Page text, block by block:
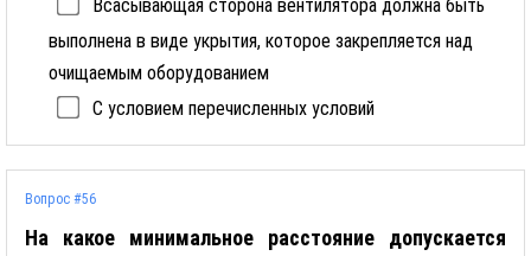
Всасывающая сторона вентилятора должна быть
выполнена в виде укрытия, которое закрепляется над
очищаемым оборудованием
С условием перечисленных условий
Вопрос #56
На какое минимальное расстояние допускается